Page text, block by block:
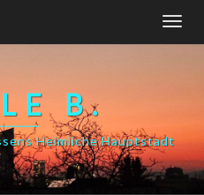
B.
Heimliche Hauptstadt